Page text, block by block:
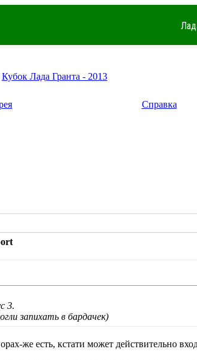
Кубок Лада Гранта - 2013
Справка
3.
запихать в бардачек)
же есть, кстати может действительно вход